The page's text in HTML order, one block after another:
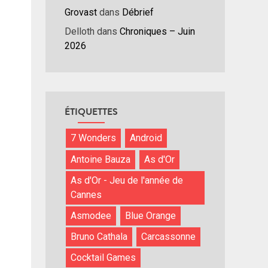
Grovast dans Débrief
Delloth dans Chroniques – Juin
2026
ÉTIQUETTES
7 Wonders
Android
Antoine Bauza
As d'Or
As d'Or - Jeu de l'année de
Cannes
Asmodee
Blue Orange
Bruno Cathala
Carcassonne
Cocktail Games